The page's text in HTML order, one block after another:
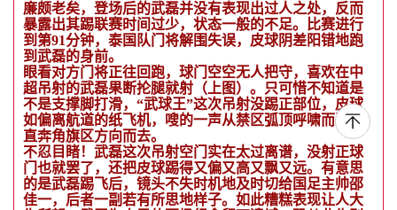
廉颇老矣，登场后的武磊并没有表现出过人之处，反而
暴露出其踢联赛时间过少，状态一般的不足。比赛进行
到第91分钟，泰国队门将解围失误，皮球阴差阳错地跑
到武磊的身前。
眼看对方门将正往回跑，球门空空无人把守，喜欢在中
超吊射的武磊果断抡腿就射（上图）。只可惜不知道是
不是支撑脚打滑，“武球王”这次吊射没踢正部位，皮球
如偏离航道的纸飞机，嗖的一声从禁区弧顶呼啸而过，
直奔角旗区方向而去。
不忍目睹！武磊这次吊射空门实在太过离谱，没射正球
门也就罢了，还把皮球踢得又偏又高又飘又远。有意思
的是武磊踢飞后，镜头不失时机地及时切给国足主帅邵
佳一，后者一副若有所思地样子。如此糟糕表现让人大